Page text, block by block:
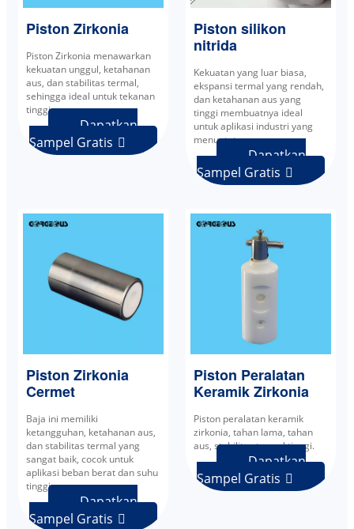
Piston Zirkonia
Piston Zirkonia menawarkan
kekuatan unggul, ketahanan
aus, dan stabilitas termal,
sehingga ideal untuk tekanan
tinggi.
Dapatkan
Sampel Gratis 
Piston silikon
nitrida
Kekuatan yang luar biasa,
ekspansi termal yang rendah,
dan ketahanan aus yang
tinggi membuatnya ideal
untuk aplikasi industri yang
menuntut.
Dapatkan
Sampel Gratis 
Piston Zirkonia
Cermet
Baja ini memiliki
ketangguhan, ketahanan aus,
dan stabilitas termal yang
sangat baik, cocok untuk
aplikasi beban berat dan suhu
tinggi.
Dapatkan
Sampel Gratis 
Piston Peralatan
Keramik Zirkonia
Piston peralatan keramik
zirkonia, tahan lama, tahan
aus, stabilitas termal tinggi.
Dapatkan
Sampel Gratis 